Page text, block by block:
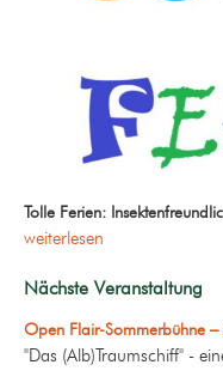
Tolle Ferien:
weiterlesen
Nächste Veranstaltung
Open Flair-Sommerbühne –
"Das (Alb)Traumschiff" -